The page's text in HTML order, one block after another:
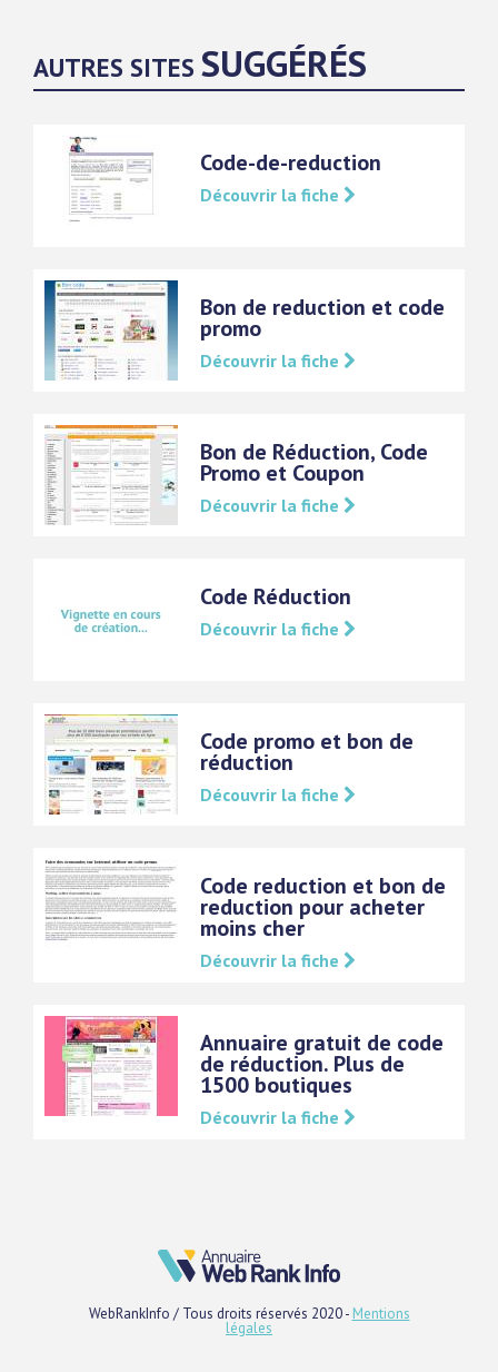
AUTRES SITES SUGGÉRÉS
Code-de-reduction
Découvrir la fiche
Bon de reduction et code
promo
Découvrir la fiche
Bon de Réduction, Code
Promo et Coupon
Découvrir la fiche
Code Réduction
Découvrir la fiche
Code promo et bon de
réduction
Découvrir la fiche
Code reduction et bon de
reduction pour acheter
moins cher
Découvrir la fiche
Annuaire gratuit de code
de réduction. Plus de
1500 boutiques
Découvrir la fiche
WebRankInfo / Tous droits réservés 2020 - Mentions
légales